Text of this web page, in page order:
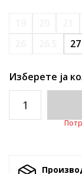
27
Изберете ја